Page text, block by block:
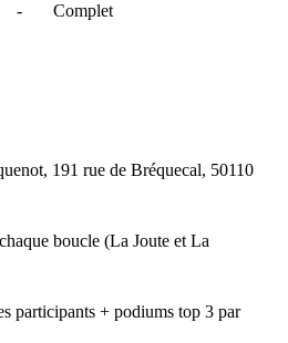
- Complet
191 rue de Bréquecal, 50110
boucle (La Joute et La
participants + podiums top 3 par